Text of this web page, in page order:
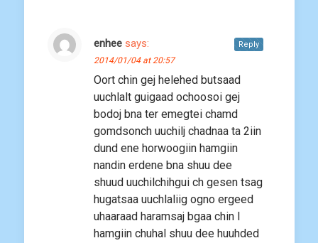
enhee says:
2014/01/04 at 20:57
Oort chin gej helehed butsaad
uuchlalt guigaad ochoosoi gej
bodoj bna ter emegtei chamd
gomdsonch uuchilj chadnaa ta 2iin
dund ene horwoogiin hamgiin
nandin erdene bna shuu dee
shuud uuchilchihgui ch gesen tsag
hugatsaa uuchlaliig ogno ergeed
uhaaraad haramsaj bgaa chin l
hamgiin chuhal shuu dee huuhded
Reply